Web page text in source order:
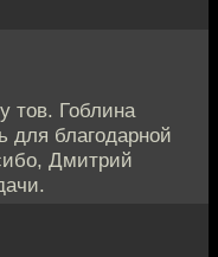
тов. Гоблина
для благодарной
Дмитрий